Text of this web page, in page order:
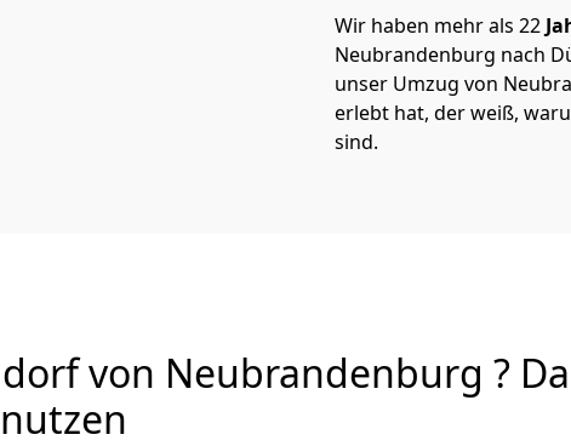
Wir haben mehr als 22
Neubrandenburg nach
unser Umzug von
erlebt hat, der weiß,
sind.
von Neubrandenburg ?